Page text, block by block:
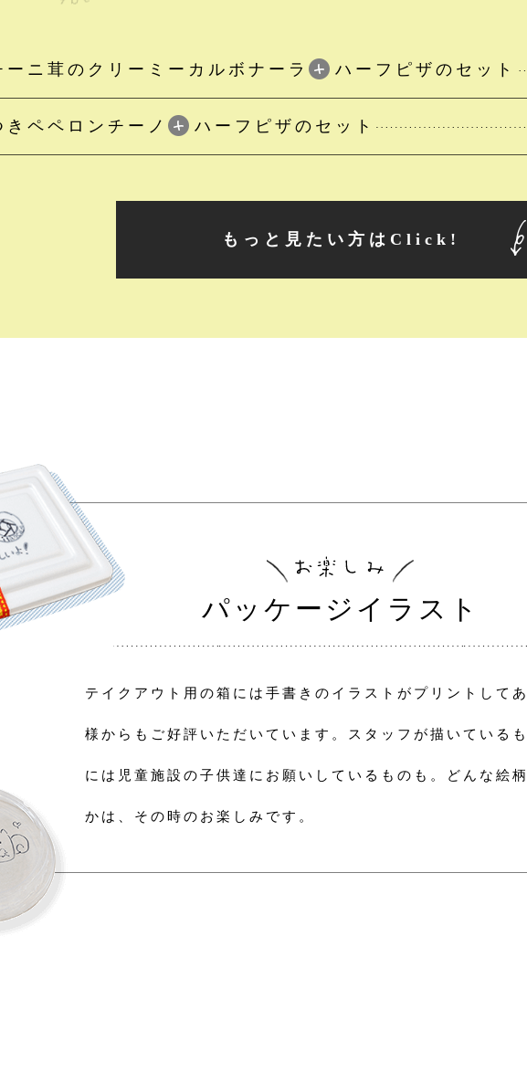
ーニ茸のクリーミーカルボナーラ ハーフピザのセット
きペペロンチーノ ハーフピザのセット
もっと見たい方はClick!
パッケージイラスト
テイクアウト用の箱には手書きのイラストがプリントして
様からもご好評いただいています。スタッフが描いている
には児童施設の子供達にお願いしているものも。どんな絵
かは、その時のお楽しみです。